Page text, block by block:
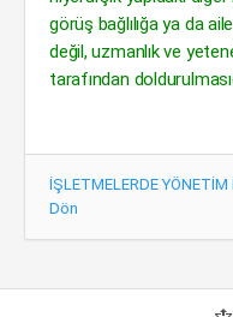
görüş bağlılığa ya da
değil, uzmanlık ve
tarafından
İŞLETMELERDE
Dön